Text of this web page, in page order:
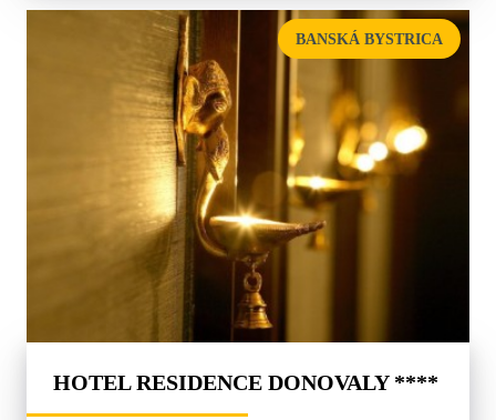
BANSKÁ BYSTRICA
HOTEL RESIDENCE DONOVALY ****